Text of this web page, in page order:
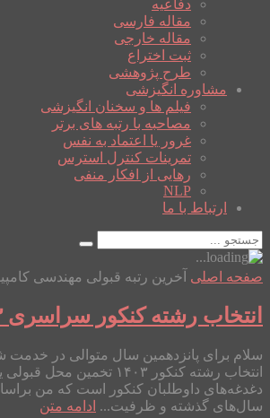
دفاعیه
مقاله فارسی
مقاله خارجی
ثبت اختراع
طرح پژوهشی
مشاوره انگیزشی
فیلم ها و سخنان انگیزشی
مصاحبه با رتبه های برتر
غرور یا اعتماد به نفس
تمرینات کنترل استرس
رهایی از افکار منفی
NLP
ارتباط با ما
صفحه اصلی آخرین رتبه قبولی مهندسی
انتخاب رشته کنکور سراسری ۱۴۰۳ در یزد
سلام برای پانزدهمین سال متوالی در خدمت
انتخاب رشته کنکور ۱۴۰۳ تخمین
دغدغه‌های داوطلبان کنکور است که من
سال‌های گذشته و ظرفیت... ادامه متن